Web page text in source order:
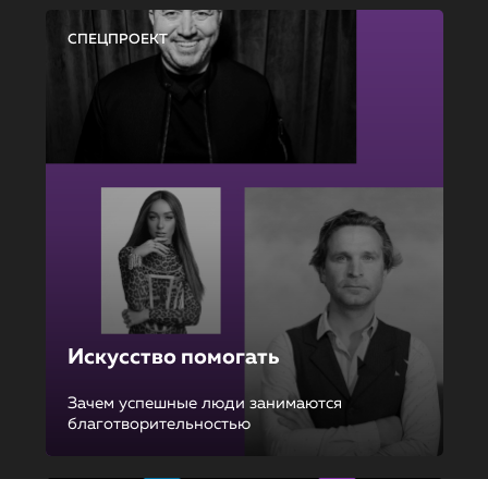
СПЕЦПРОЕКТ
Искусство помогать
Зачем успешные люди занимаются
благотворительностью